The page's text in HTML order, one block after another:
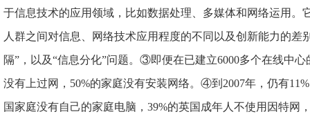
于信息技术的应用领域，比如数据处理、多媒体和网络运用。
人群之间对信息、网络技术应用程度的不同以及创新能力的差
隔”，以及“信息分化”问题。③即便在已建立6000多个在线中
没有上过网，50%的家庭没有安装网络。④到2007年，仍有
国家庭没有自己的家庭电脑，39%的英国成年人不使用因特网